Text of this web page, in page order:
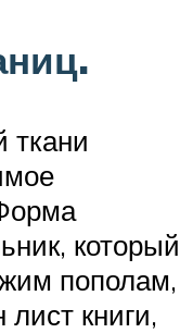
ткани
который
пополам,
лист книги,